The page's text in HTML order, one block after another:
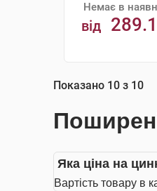
Немає в
від
Показано 10 з 10
Яка ціна на
Вартість товару в